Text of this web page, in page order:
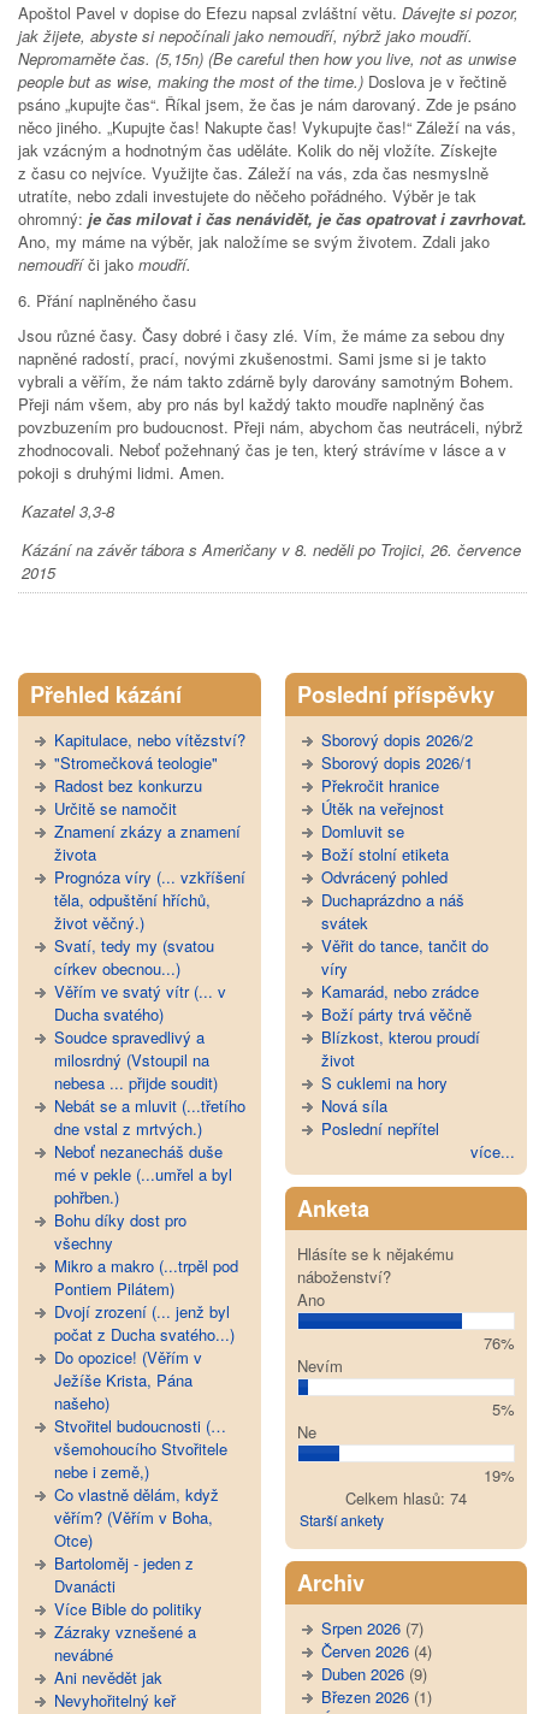
Apoštol Pavel v dopise do Efezu napsal zvláštní větu. Dávejte si pozor,
jak žijete, abyste si nepočínali jako nemoudří, nýbrž jako moudří.
Nepromarněte čas. (5,15n) (Be careful then how you live, not as unwise
people but as wise, making the most of the time.) Doslova je v řečtině
psáno „kupujte čas“. Říkal jsem, že čas je nám darovaný. Zde je psáno
něco jiného. „Kupujte čas! Nakupte čas! Vykupujte čas!“ Záleží na vás,
jak vzácným a hodnotným čas uděláte. Kolik do něj vložíte. Získejte
z času co nejvíce. Využijte čas. Záleží na vás, zda čas nesmyslně
utratíte, nebo zdali investujete do něčeho pořádného. Výběr je tak
ohromný: je čas milovat i čas nenávidět, je čas opatrovat i zavrhovat.
Ano, my máme na výběr, jak naložíme se svým životem. Zdali jako
nemoudříči jako moudří.
6. Přání naplněného času
Jsou různé časy. Časy dobré i časy zlé. Vím, že máme za sebou dny
napněné radostí, prací, novými zkušenostmi. Sami jsme si je takto
vybrali a věřím, že nám takto zdárně byly darovány samotným Bohem.
Přeji nám všem, aby pro nás byl každý takto moudře naplněný čas
povzbuzením pro budoucnost. Přeji nám, abychom čas neutráceli, nýbrž
zhodnocovali. Neboť požehnaný čas je ten, který strávíme v lásce a v
pokoji s druhými lidmi. Amen.
Kazatel 3,3-8
Kázání na závěr tábora s Američany v 8. neděli po Trojici, 26. července
2015
Přehled kázání
Kapitulace, nebo vítězství?
"Stromečková teologie"
Radost bez konkurzu
Určitě se namočit
Znamení zkázy a znamení
života
Prognóza víry (... vzkříšení
těla, odpuštění hříchů,
život věčný.)
Svatí, tedy my (svatou
církev obecnou...)
Věřím ve svatý vítr (... v
Ducha svatého)
Soudce spravedlivý a
milosrdný (Vstoupil na
nebesa ... přijde soudit)
Nebát se a mluvit (...třetího
dne vstal z mrtvých.)
Neboť nezanecháš duše
mé v pekle (...umřel a byl
pohřben.)
Bohu díky dost pro
všechny
Mikro a makro (...trpěl pod
Pontiem Pilátem)
Dvojí zrození (... jenž byl
počat z Ducha svatého...)
Do opozice! (Věřím v
Ježíše Krista, Pána
našeho)
Stvořitel budoucnosti (…
všemohoucího Stvořitele
nebe i země,)
Co vlastně dělám, když
věřím? (Věřím v Boha,
Otce)
Bartoloměj - jeden z
Dvanácti
Více Bible do politiky
Zázraky vznešené a
nevábné
Ani nevědět jak
Nevyhořitelný keř
Poslední příspěvky
Sborový dopis 2026/2
Sborový dopis 2026/1
Překročit hranice
Útěk na veřejnost
Domluvit se
Boží stolní etiketa
Odvrácený pohled
Duchaprázdno a náš
svátek
Věřit do tance, tančit do
víry
Kamarád, nebo zrádce
Boží párty trvá věčně
Blízkost, kterou proudí
život
S cuklemi na hory
Nová síla
Poslední nepřítel
více...
Anketa
Hlásíte se k nějakému
náboženství?
Ano
76%
Nevím
5%
Ne
19%
Celkem hlasů: 74
Starší ankety
Archiv
Srpen 2026(7)
Červen 2026(4)
Duben 2026(9)
Březen 2026(1)